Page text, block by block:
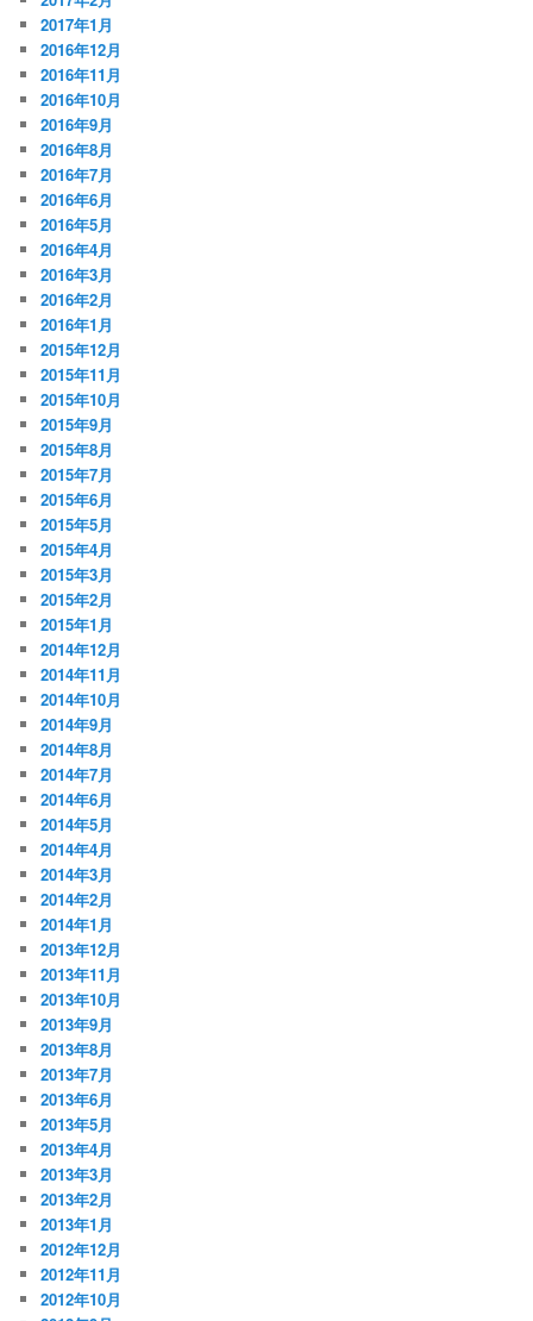
2017年1月
2016年12月
2016年11月
2016年10月
2016年9月
2016年8月
2016年7月
2016年6月
2016年5月
2016年4月
2016年3月
2016年2月
2016年1月
2015年12月
2015年11月
2015年10月
2015年9月
2015年8月
2015年7月
2015年6月
2015年5月
2015年4月
2015年3月
2015年2月
2015年1月
2014年12月
2014年11月
2014年10月
2014年9月
2014年8月
2014年7月
2014年6月
2014年5月
2014年4月
2014年3月
2014年2月
2014年1月
2013年12月
2013年11月
2013年10月
2013年9月
2013年8月
2013年7月
2013年6月
2013年5月
2013年4月
2013年3月
2013年2月
2013年1月
2012年12月
2012年11月
2012年10月